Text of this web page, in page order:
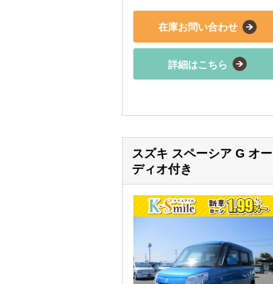
在庫お問い合わせ
詳細はこちら
スズキ スペーシア G オー
ディオ付き